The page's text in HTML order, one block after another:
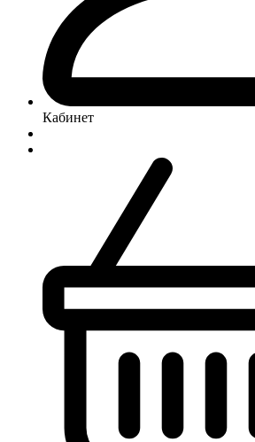
Кабинет